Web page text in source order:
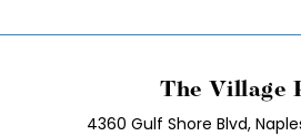
The Village
4360 Gulf Shore Blvd,